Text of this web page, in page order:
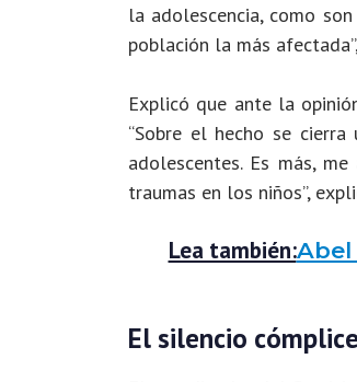
la adolescencia, como
población la más
Explicó que ante la
“Sobre el hecho se
adolescentes. Es más,
traumas en los niños”,
Lea también:Abel
El silencio cómplice